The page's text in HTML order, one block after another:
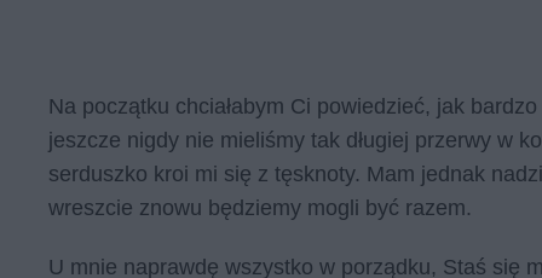
Na początku chciałabym Ci powiedzieć, jak
jeszcze nigdy nie mieliśmy tak długiej przerwy w
serduszko kroi mi się z tęsknoty. Mam jednak
wreszcie znowu będziemy mogli być razem.
U mnie naprawdę wszystko w porządku, Staś się